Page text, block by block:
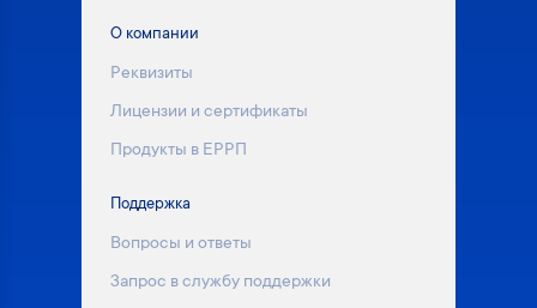
О компании
Реквизиты
Лицензии и сертификаты
Продукты в ЕРРП
Поддержка
Вопросы и ответы
Запрос в службу поддержки